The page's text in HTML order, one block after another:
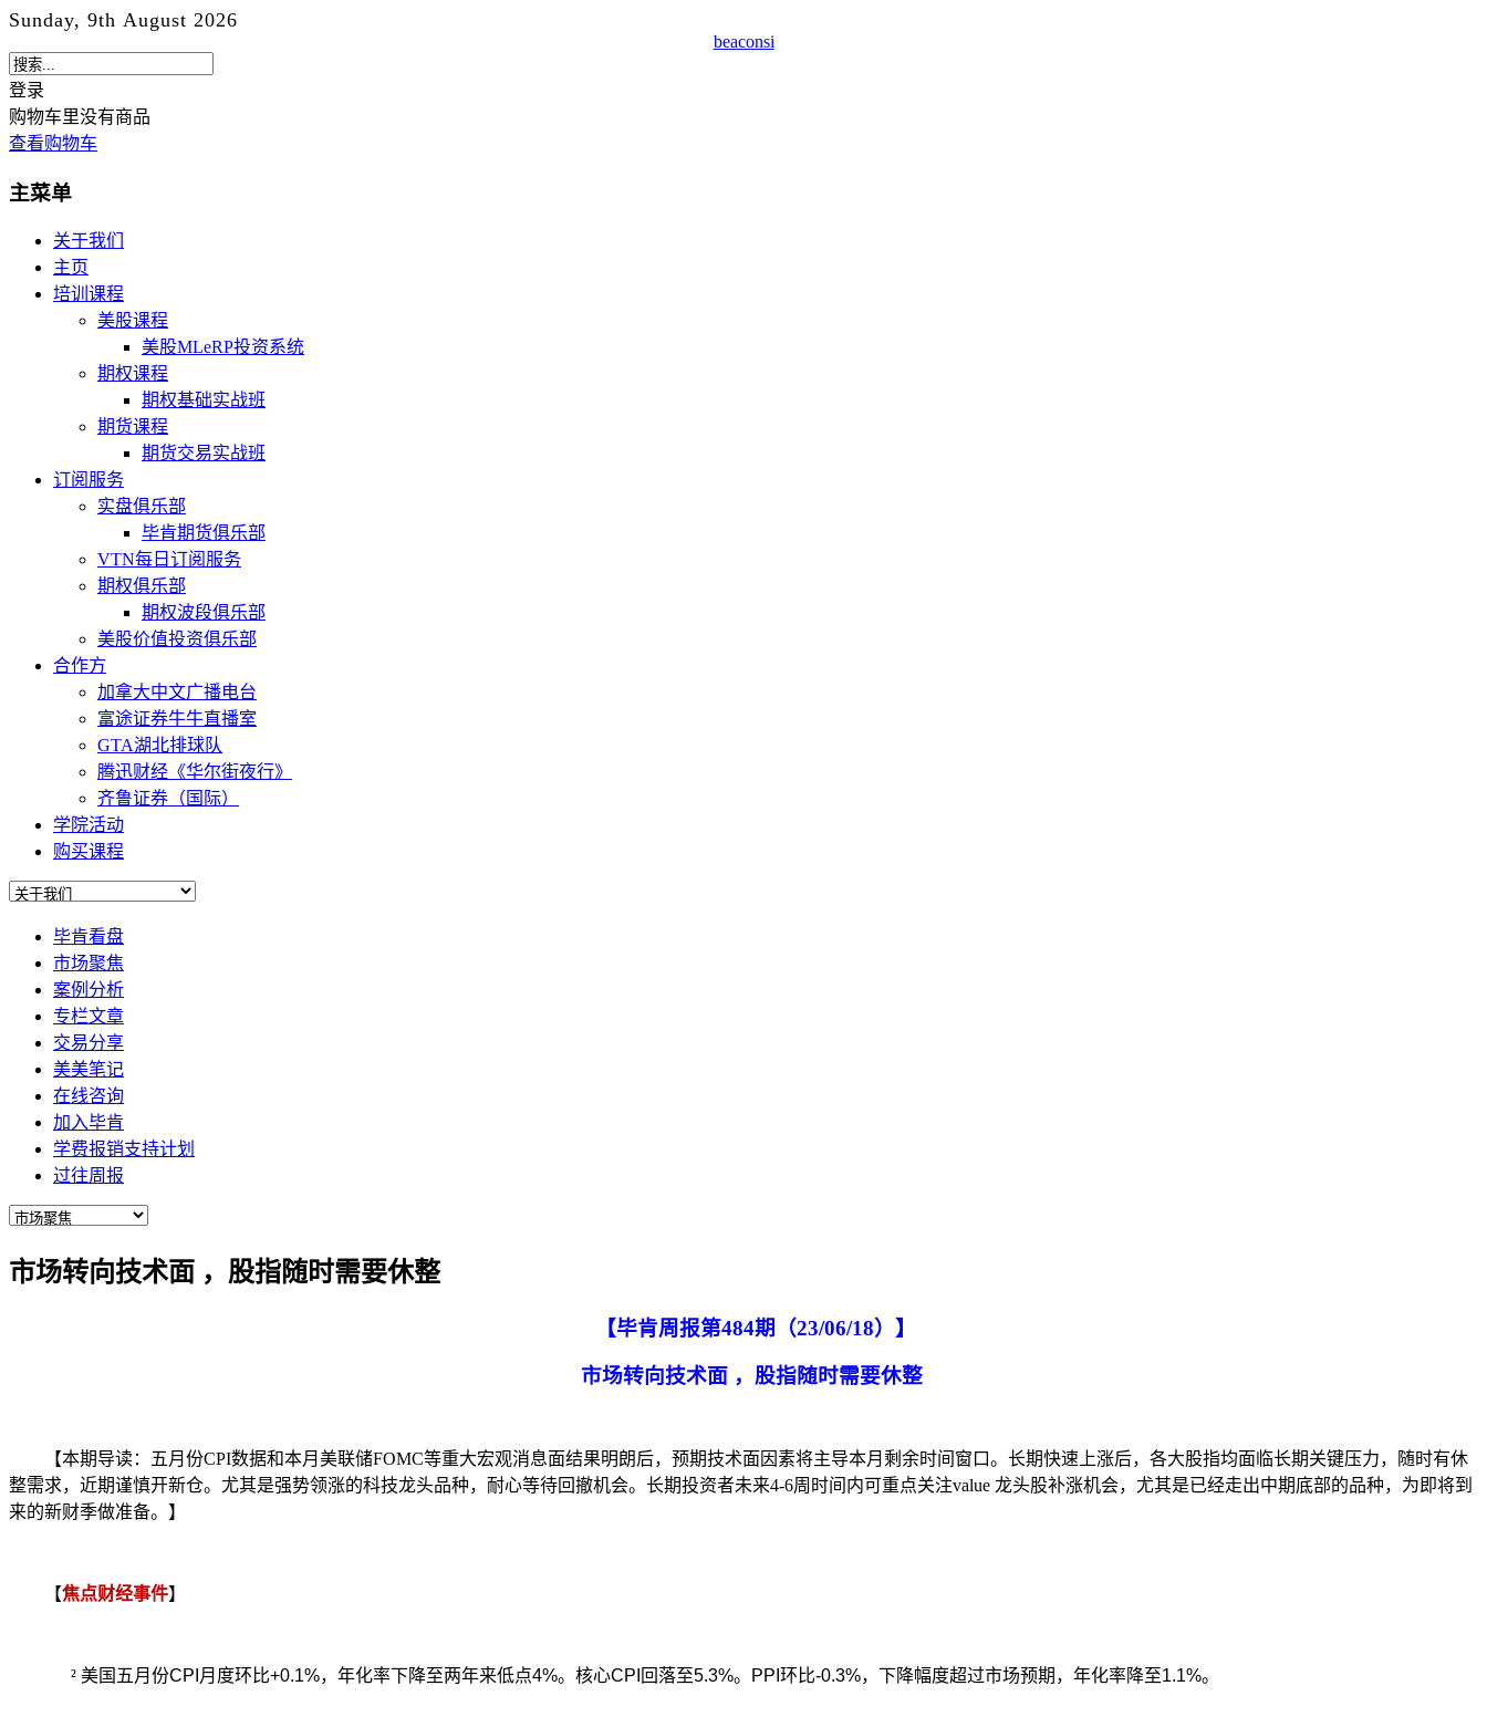
Sunday, 9th August 2026
beaconsi
登录
购物车里没有商品
查看购物车
主菜单
关于我们
主页
培训课程
美股课程
美股MLeRP投资系统
期权课程
期权基础实战班
期货课程
期货交易实战班
订阅服务
实盘俱乐部
毕肯期货俱乐部
VTN每日订阅服务
期权俱乐部
期权波段俱乐部
美股价值投资俱乐部
合作方
加拿大中文广播电台
富途证券牛牛直播室
GTA湖北排球队
腾迅财经《华尔街夜行》
齐鲁证券（国际）
学院活动
购买课程
毕肯看盘
市场聚焦
案例分析
专栏文章
交易分享
美美笔记
在线咨询
加入毕肯
学费报销支持计划
过往周报
市场转向技术面 ，股指随时需要休整
【毕肯周报第484期（23/06/18） 】
市场转向技术面 ，股指随时需要休整
【本期导读：五月份CPI数据和本月美联储FOMC等重大宏观消息面结果明朗后，预期技术面因素将主导本月剩余时间窗口。长期快速上涨后，各大股指均面临长期关键压力，随时有休
整需求，近期谨慎开新仓。尤其是强势领涨的科技龙头品种，耐心等待回撤机会。长期投资者未来4-6周时间内可重点关注value 龙头股补涨机会，尤其是已经走出中期底部的品种，为即将到
来的新财季做准备。】
【焦点财经事件】
² 美国五月份CPI 月度环比+0.1%，年化率下降至两年来低点4%。核心CPI 回落至5.3%。 PPI 环比-0.3%，下降幅度超过市场预期，年化率降至1.1%。